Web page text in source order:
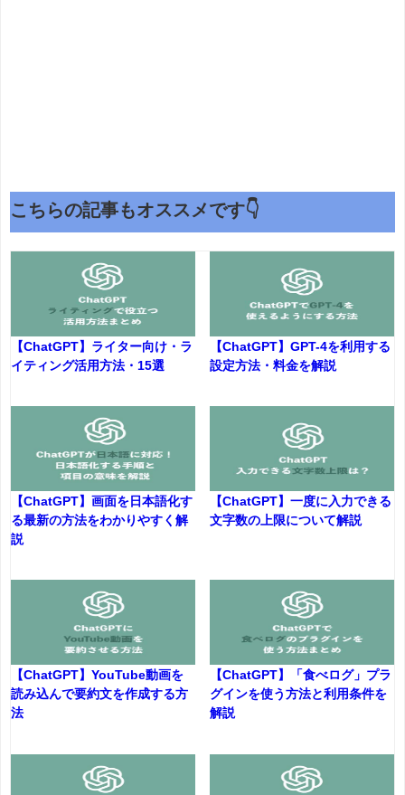
こちらの記事もオススメです👇
【ChatGPT】ライター向け・ラ
イティング活用方法・15選
【ChatGPT】GPT-4を利用する
設定方法・料金を解説
【ChatGPT】画面を日本語化す
る最新の方法をわかりやすく解
説
【ChatGPT】一度に入力できる
文字数の上限について解説
【ChatGPT】YouTube動画を
読み込んで要約文を作成する方
法
【ChatGPT】「食べログ」プラ
グインを使う方法と利用条件を
解説